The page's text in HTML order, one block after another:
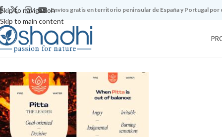
Skip to navigation
Skip to main content
Envíos gratis en territorio peninsular de España y Portugal por